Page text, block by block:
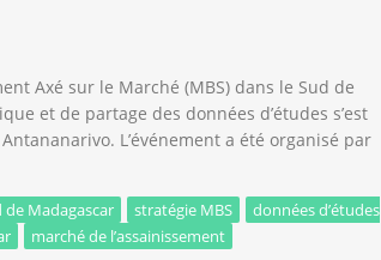
Axé sur le Marché (MBS) dans le Sud de
et de partage des données d’études s’est
L’événement a été organisé par
de Madagascar stratégie MBS
données d’études
marché de l’assainissement